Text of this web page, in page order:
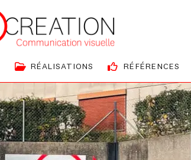
RÉALISATIONS RÉFÉRENCES